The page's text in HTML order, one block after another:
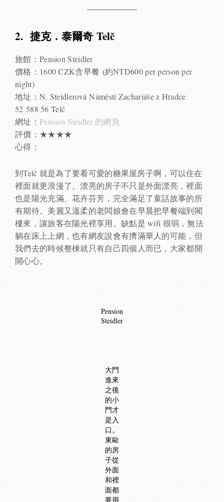
2. 捷克．泰爾奇 Telč
旅館：Pension Steidler
價格：1600 CZK含早餐 (約NTD600 per person per
night)
地址：N. Steidlerová Náměstí Zachariáše z Hradce
52 588 56 Telč
網址： Pension Steidler 的網頁
評價：★★★★
心得：
到Telč 就是為了要看可愛的糖果屋房子啊，可以住在
裡面就更浪漫了。漂亮的房子不只是外面漂亮，裡面
也是陽光充滿、花卉芬芳，完全滿足了童話故事的所
有期待。美麗又溫柔的老闆娘會在早晨把早餐端到閣
樓來，讓旅客在陽光裡享用。缺點是 wifi 很弱，無法
躺在床上上網，也有網友說會有擠滿華人的可能，但
我們去的時候整棟就只有自己四個人而已，大家都開
開心心。
Pension
Steidler
大門
進來
之後
的小
門才
是入
口。
東歐
的房
子從
外面
和裡
面都
要用